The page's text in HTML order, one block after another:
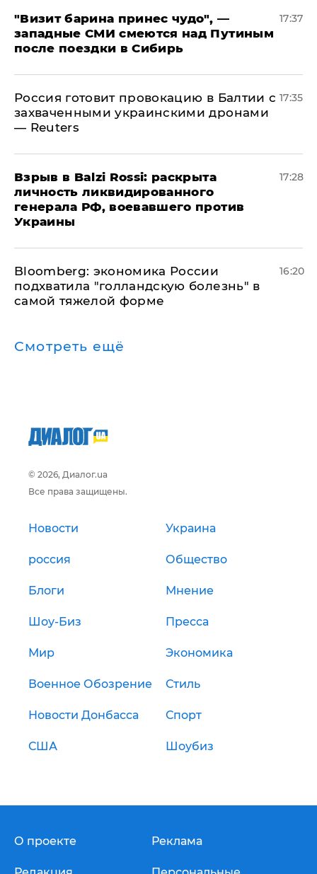
"Визит барина принес чудо", —
западные СМИ смеются над Путиным
после поездки в Сибирь
17:37
​Россия готовит провокацию в Балтии с
захваченными украинскими дронами
— Reuters
17:35
​Взрыв в Balzi Rossi: раскрыта
личность ликвидированного
генерала РФ, воевавшего против
Украины
17:28
Bloomberg: экономика России
подхватила "голландскую болезнь" в
самой тяжелой форме
16:20
Смотреть ещё
© 2026, Диалог.ua
Все права защищены.
Новости Украина
россия Общество
Блоги Мнение
Шоу-Биз Пресса
Мир Экономика
Военное Обозрение Стиль
Новости Донбасса Спорт
США Шоубиз
О проекте Реклама